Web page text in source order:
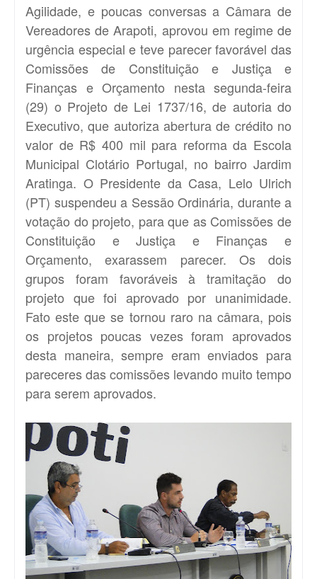
Agilidade, e poucas conversas a Câmara de
Vereadores de Arapoti, aprovou em regime de
urgência especial e teve parecer favorável das
Comissões de Constituição e Justiça e
Finanças e Orçamento nesta segunda-feira
(29) o Projeto de Lei 1737/16, de autoria do
Executivo, que autoriza abertura de crédito no
valor de R$ 400 mil para reforma da Escola
Municipal Clotário Portugal, no bairro Jardim
Aratinga. O Presidente da Casa, Lelo Ulrich
(PT) suspendeu a Sessão Ordinária, durante a
votação do projeto, para que as Comissões de
Constituição e Justiça e Finanças e
Orçamento, exarassem parecer. Os dois
grupos foram favoráveis à tramitação do
projeto que foi aprovado por unanimidade.
Fato este que se tornou raro na câmara, pois
os projetos poucas vezes foram aprovados
desta maneira, sempre eram enviados para
pareceres das comissões levando muito tempo
para serem aprovados.